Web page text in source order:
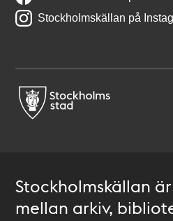
Stockholmskällan på
Stockholmskällan
mellan arkiv,